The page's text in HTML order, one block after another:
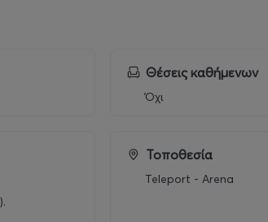
Θέσεις καθήμενων
Όχι
Τοποθεσία
Teleport - Arena